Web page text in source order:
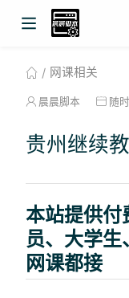
网课相关
晨晨脚本 随
贵州继续
本站提供付
员、大学
网课都接